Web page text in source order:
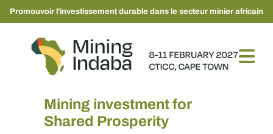
Promouvoir l'investissement durable dans le secteur minier africain
Mining investment for
Shared Prosperity